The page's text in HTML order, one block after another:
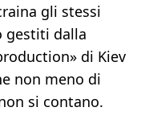
gli stessi
gestiti dalla
di Kiev
non meno di
si contano.​​​​